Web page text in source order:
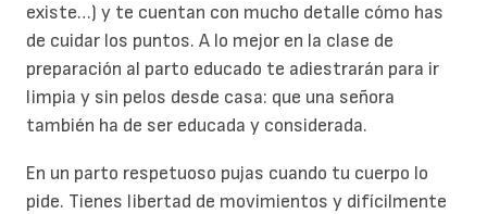
existe…) y te cuentan con mucho detalle cómo has
de cuidar los puntos. A lo mejor en la clase de
preparación al parto educado te adiestrarán para ir
limpia y sin pelos desde casa: que una señora
también ha de ser educada y considerada.
En un parto respetuoso pujas cuando tu cuerpo lo
pide. Tienes libertad de movimientos y difícilmente